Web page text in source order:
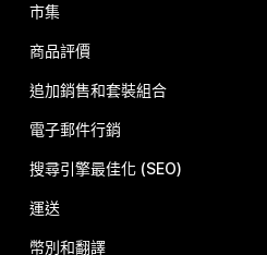
市集
商品評價
追加銷售和套裝組合
電子郵件行銷
搜尋引擎最佳化 (SEO)
運送
幣別和翻譯